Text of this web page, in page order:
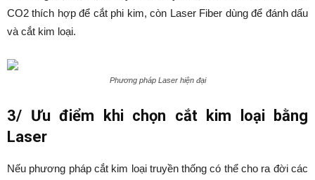
CO2 thích hợp để cắt phi kim, còn Laser Fiber dùng để đánh dấu
và cắt kim loại.
Phương pháp Laser hiện đại
3/ Ưu điểm khi chọn cắt kim loại bằng
Laser
Nếu phương pháp cắt kim loại truyền thống có thể cho ra đời các